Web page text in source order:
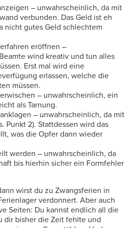
– unwahrscheinlich, da mit
verbunden. Das Geld ist eh
nicht gutes Geld schlechtem
eröffnen –
wind kreativ und tun alles
Erst mal wird eine
erlassen, welche die
müssen.
– unwahrscheinlich, ein
als Tarnung.
– unwahrscheinlich, da mit
Punkt 2). Stattdessen wird das
was die Opfer dann wieder
werden – unwahrscheinlich, da
bis hierhin sicher ein Formfehler
wirst du zu Zwangsferien in
verdonnert. Aber auch
Seiten: Du kannst endlich all die
dir bisher die Zeit fehlte und